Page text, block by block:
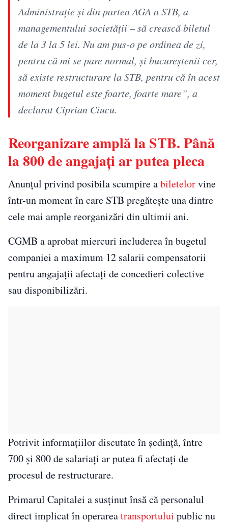
Administrație și din partea AGA a STB, a
managementului societății – să crească biletul
de la 3 la 5 lei. Nu am pus-o pe ordinea de zi,
pentru că mi se pare normal, și bucureștenii cer,
să existe restructurare la STB, pentru că în acest
moment bugetul este foarte, foarte mare”, a
declarat Ciprian Ciucu.
Reorganizare amplă la STB. Până
la 800 de angajați ar putea pleca
Anunțul privind posibila scumpire abiletelorvine
într-un moment în care STB pregătește una dintre
cele mai ample reorganizări din ultimii ani.
CGMB a aprobat miercuri includerea în bugetul
companiei a maximum 12 salarii compensatorii
pentru angajații afectați de concedieri colective
sau disponibilizări.
Potrivit informațiilor discutate în ședință, între
700 și 800 de salariați ar putea fi afectați de
procesul de restructurare.
Primarul Capitalei a susținut însă că personalul
direct implicat în operareatransportului public nu